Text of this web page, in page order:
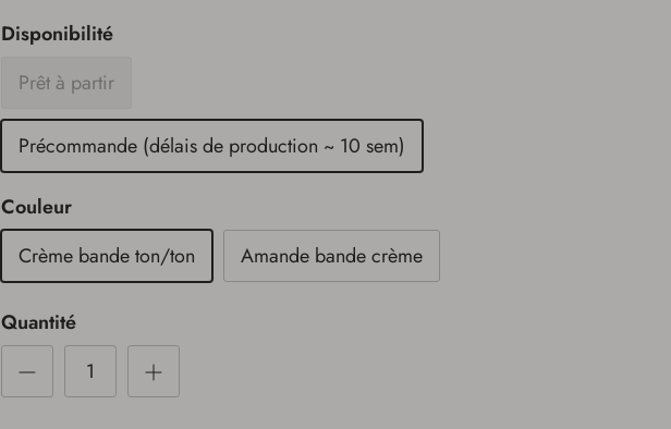
Disponibilité
Prêt à partir
Précommande (délais de production ~ 10 sem)
Couleur
Crème bande ton/ton
Amande bande crème
Quantité